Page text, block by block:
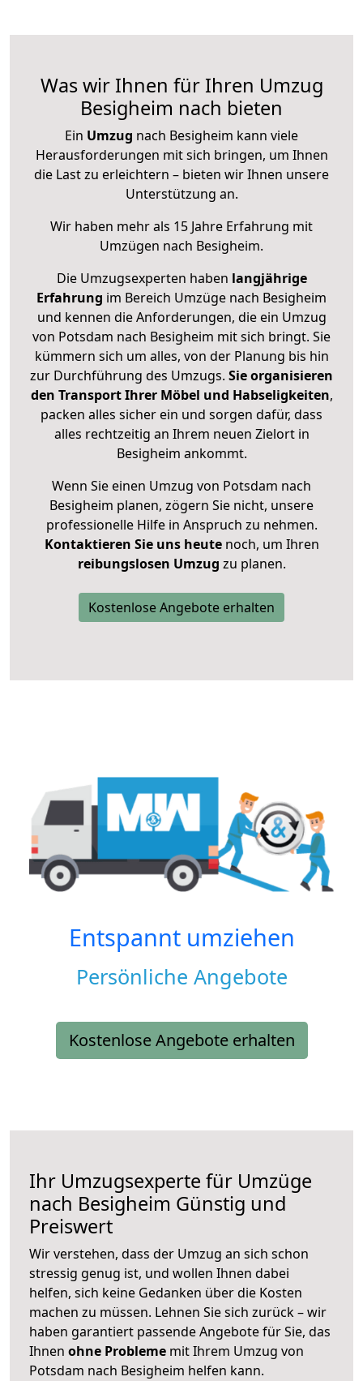
Was wir Ihnen für Ihren Umzug
Besigheim nach bieten
Ein Umzug nach Besigheim kann viele
Herausforderungen mit sich bringen, um Ihnen
die Last zu erleichtern – bieten wir Ihnen unsere
Unterstützung an.
Wir haben mehr als 15 Jahre Erfahrung mit
Umzügen nach Besigheim.
Die Umzugsexperten haben langjährige
Erfahrung im Bereich Umzüge nach Besigheim
und kennen die Anforderungen, die ein Umzug
von Potsdam nach Besigheim mit sich bringt. Sie
kümmern sich um alles, von der Planung bis hin
zur Durchführung des Umzugs. Sie organisieren
den Transport Ihrer Möbel und Habseligkeiten,
packen alles sicher ein und sorgen dafür, dass
alles rechtzeitig an Ihrem neuen Zielort in
Besigheim ankommt.
Wenn Sie einen Umzug von Potsdam nach
Besigheim planen, zögern Sie nicht, unsere
professionelle Hilfe in Anspruch zu nehmen.
Kontaktieren Sie uns heutenoch, um Ihren
reibungslosen Umzug zu planen.
Kostenlose Angebote erhalten
Entspannt umziehen
Persönliche Angebote
Kostenlose Angebote erhalten
Ihr Umzugsexperte für Umzüge
nach Besigheim Günstig und
Preiswert
Wir verstehen, dass der Umzug an sich schon
stressig genug ist, und wollen Ihnen dabei
helfen, sich keine Gedanken über die Kosten
machen zu müssen. Lehnen Sie sich zurück – wir
haben garantiert passende Angebote für Sie, das
Ihnen ohne Probleme mit Ihrem Umzug von
Potsdam nach Besigheim helfen kann.